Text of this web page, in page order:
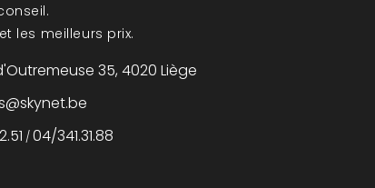
les meilleurs prix.
35, 4020 Liège
/04/341.31.88